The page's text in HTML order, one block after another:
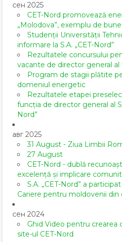
сен 2025
CET-Nord promovează
„Molodova”, exemplu de
Studenții Universității
informare la S.A. „CET-Nord”
Rezultatele concursului
vacante de director general al
Program de stagii plătite
domeniul energetic
Rezultatele etapei
funcția de director general al
Nord”
авг 2025
31 August - Ziua Limbii
27 August
CET-Nord - dublă
excelență și implicare
S.A. „CET-Nord” a
Cariere pentru moldovenii din
сен 2024
Ghid Video pentru crearea
site-ul CET-Nord